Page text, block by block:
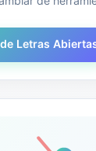
Letras